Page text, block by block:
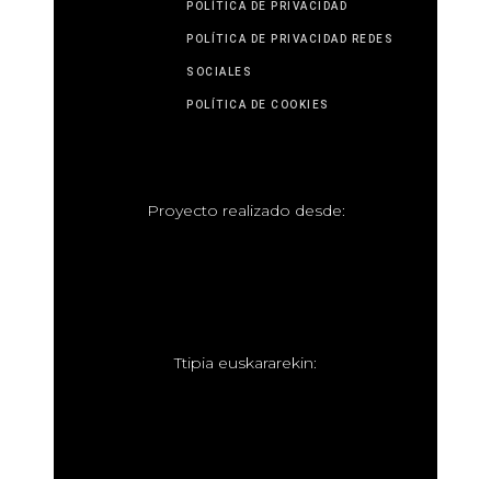
POLÍTICA DE PRIVACIDAD
POLÍTICA DE PRIVACIDAD REDES
SOCIALES
POLÍTICA DE COOKIES
Proyecto realizado desde:
Ttipia euskararekin: